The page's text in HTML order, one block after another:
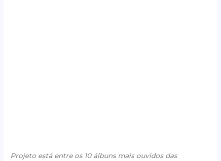
Projeto está entre os 10 álbuns mais ouvidos das